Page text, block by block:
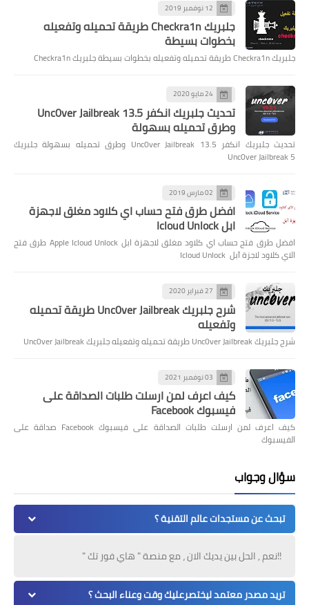
12 نوفمبر 2019
جلبريك Checkra1n طريقة تحميله وتفعيله
بخطوات بسيطة
جلبريك Checkra1n طريقة تحميله وتفعيله بخطوات بسيطة جلبريك Checkra1n
24 مايو 2020
تحديث جلبريك انكفر Unc0ver Jailbreak 13.5
وطرق تحميله بسهولة
تحديث جلبريك انكفر Unc0ver Jailbreak 13.5 وطرق تحميله بسهولة جلبريك
Unc0ver Jailbreak 5
02 مارس 2019
افضل طرق فتح حساب اي كلاود مغلق لاجهزة
ابل Icloud Unlock
افضل طرق فتح حساب اي كلاود مغلق لاجهزة ابل Apple Icloud Unlock طرق فتح
الاي كلاود لاجزة آبل Icloud Unlock
27 فبراير 2020
شرح جلبريك Unc0ver Jailbreak طريقة تحميله
وتفعيله
شرح جلبريك Unc0ver Jailbreak طريقة تحميله وتفعيله جلبريك Unc0ver Jailbreak
03 نوفمبر 2021
كيف اعرف لمن ارسلت طلبات الصداقة على
فيسبوك Facebook
كيف اعرف لمن ارسلت طلبات الصداقة على فيسبوك Facebook صداقة على
الفيسبوك
سؤال وجواب
تبحث عن مستجدات عالم التقنية ؟
!!نعم , الحل بين يديك الان ، مع منصة " هاي فور تك "
تريد مصدر معتمد ليختصرعليك وقت وعناء البحث ؟